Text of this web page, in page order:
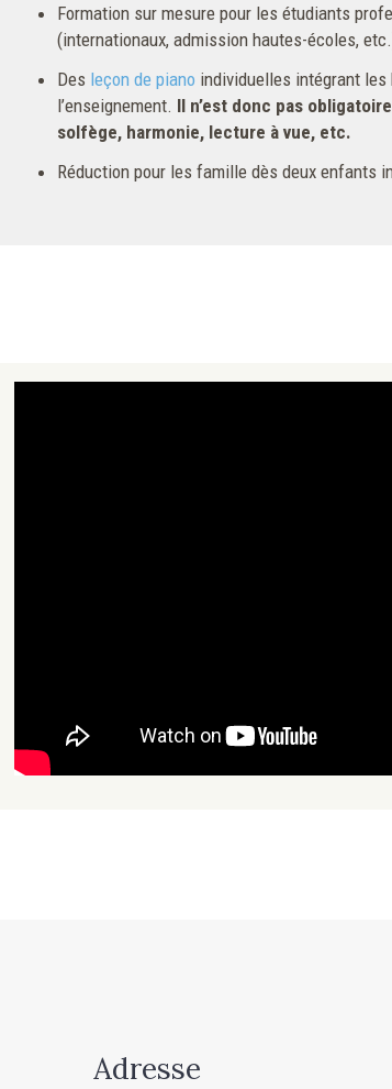
Formation sur mesure pour les étudiants
(internationaux, admission hautes-écoles,
Des leçon de piano individuelles intégrant
l’enseignement. Il n’est donc pas
solfège, harmonie, lecture à vue, etc.
Réduction pour les famille dès deux enfants
Adresse